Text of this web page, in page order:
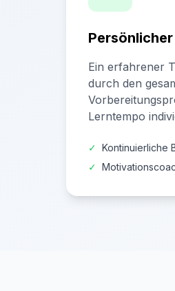
Ein erfahrener
durch den
Lerntempo
✓ Kontinuierliche
✓